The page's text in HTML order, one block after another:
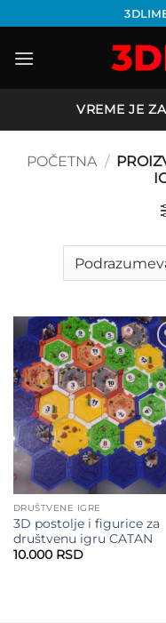
na
sadržaj
VREME JE
POČETNA /
DRUŠTVENE IGRE
3D postolje i figurice za
društvenu igru CATAN
10.000 RSD